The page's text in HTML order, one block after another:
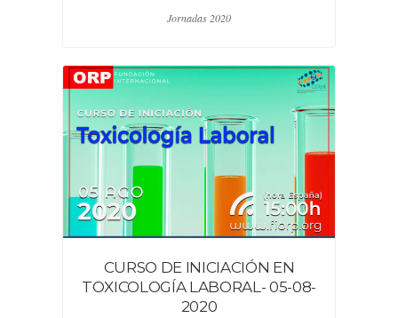
Jornadas 2020
CURSO DE INICIACIÓN EN
TOXICOLOGÍA LABORAL- 05-08-
2020